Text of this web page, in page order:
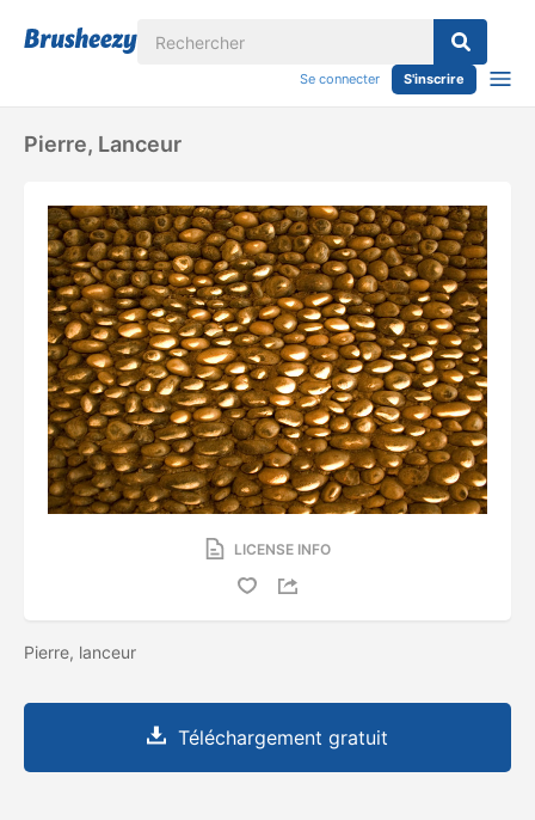
Se connecter S'inscrire
Pierre, Lanceur
LICENSE INFO
Pierre, lanceur
Téléchargement gratuit